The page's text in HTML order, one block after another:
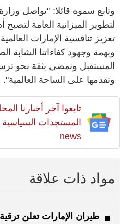
وتابع سموه قائلا: "‏تواصل وزارة
لتطوير الميزانية العامة لتصبح
تعزيز تنافسية الإمارات
وبهمة وجهود كفاءاتنا الشابة
المستقبل ونمضي بثقة نحو
وتقدمها على الساحة العالمية".
تابعوا آخر أخبارنا
news
مواد ذات علاقة
طيران الإمارات تعلن